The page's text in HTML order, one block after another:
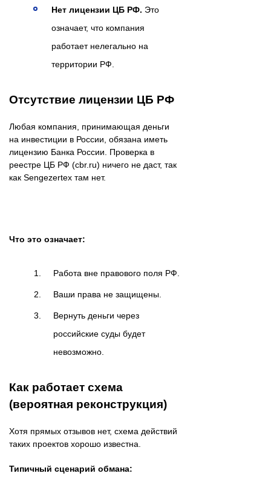
Нет лицензии ЦБ РФ. Это
означает, что компания
работает нелегально на
территории РФ.
Отсутствие лицензии ЦБ РФ
Любая компания, принимающая деньги
на инвестиции в России, обязана иметь
лицензию Банка России. Проверка в
реестре ЦБ РФ (cbr.ru) ничего не даст, так
как Sengezertex там нет.
Что это означает:
Работа вне правового поля РФ.
Ваши права не защищены.
Вернуть деньги через
российские суды будет
невозможно.
Как работает схема
(вероятная реконструкция)
Хотя прямых отзывов нет, схема действий
таких проектов хорошо известна.
Типичный сценарий обмана: